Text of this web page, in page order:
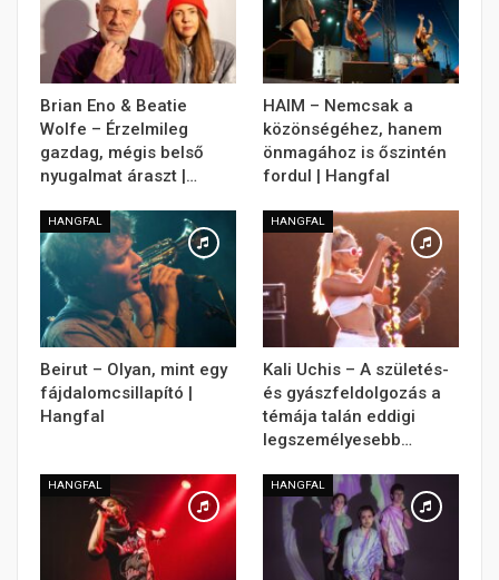
Brian Eno & Beatie
Wolfe – Érzelmileg
gazdag, mégis belső
nyugalmat áraszt |…
HAIM – Nemcsak a
közönségéhez, hanem
önmagához is őszintén
fordul | Hangfal
HANGFAL
Beirut – Olyan, mint egy
fájdalomcsillapító |
Hangfal
HANGFAL
Kali Uchis – A születés-
és gyászfeldolgozás a
témája talán eddigi
legszemélyesebb…
HANGFAL HANGFAL